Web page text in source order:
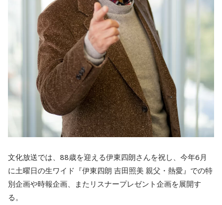
文化放送では、88歳を迎える伊東四朗さんを祝し、今年6月
に土曜日の生ワイド『伊東四朗 吉田照美 親父・熱愛』での特
別企画や時報企画、またリスナープレゼント企画を展開す
る。